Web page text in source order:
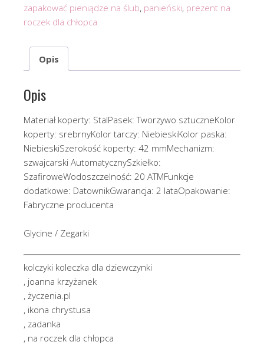
zapakować pieniądze na ślub, panieński, prezent na
roczek dla chłopca
Opis
Opis
Materiał koperty: StalPasek: Tworzywo sztuczneKolor
koperty: srebrnyKolor tarczy: NiebieskiKolor paska:
NiebieskiSzerokość koperty: 42 mmMechanizm:
szwajcarski AutomatycznySzkiełko:
SzafiroweWodoszczelność: 20 ATMFunkcje
dodatkowe: DatownikGwarancja: 2 lataOpakowanie:
Fabryczne producenta
Glycine / Zegarki
kolczyki koleczka dla dziewczynki
, joanna krzyżanek
, życzenia.pl
, ikona chrystusa
, zadanka
, na roczek dla chłopca